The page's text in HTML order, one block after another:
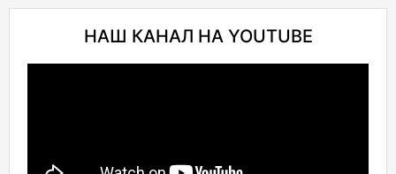
НАШ КАНАЛ НА YOUTUBE